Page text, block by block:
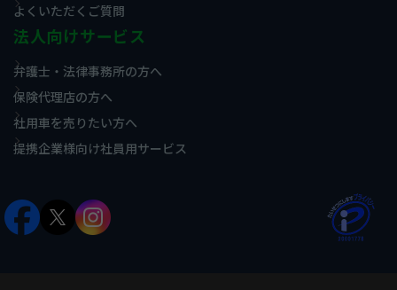
よくいただくご質問
法人向けサービス
弁護士・法律事務所の方へ
保険代理店の方へ
社用車を売りたい方へ
提携企業様向け社員用サービス